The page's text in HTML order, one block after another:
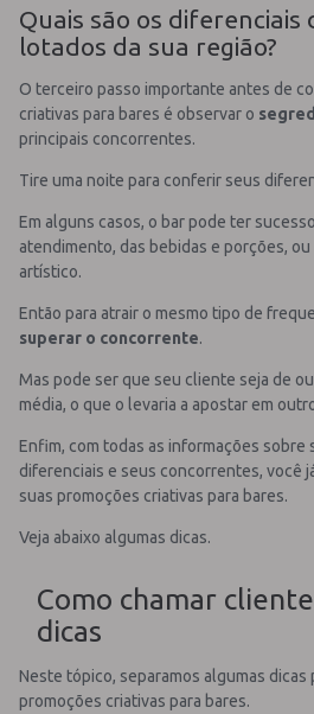
Quais são os diferenciais
lotados da sua região?
O terceiro passo importante antes de
criativas para bares é observar o
principais concorrentes.
Tire uma noite para conferir seus
Em alguns casos, o bar pode ter
atendimento, das bebidas e porções,
artístico.
Então para atrair o mesmo tipo de
superar o concorrente.
Mas pode ser que seu cliente seja de
média, o que o levaria a apostar em
Enfim, com todas as informações sobre
diferenciais e seus concorrentes, você
suas promoções criativas para bares.
Veja abaixo algumas dicas.
Como chamar
dicas
Neste tópico, separamos algumas dicas
promoções criativas para bares.